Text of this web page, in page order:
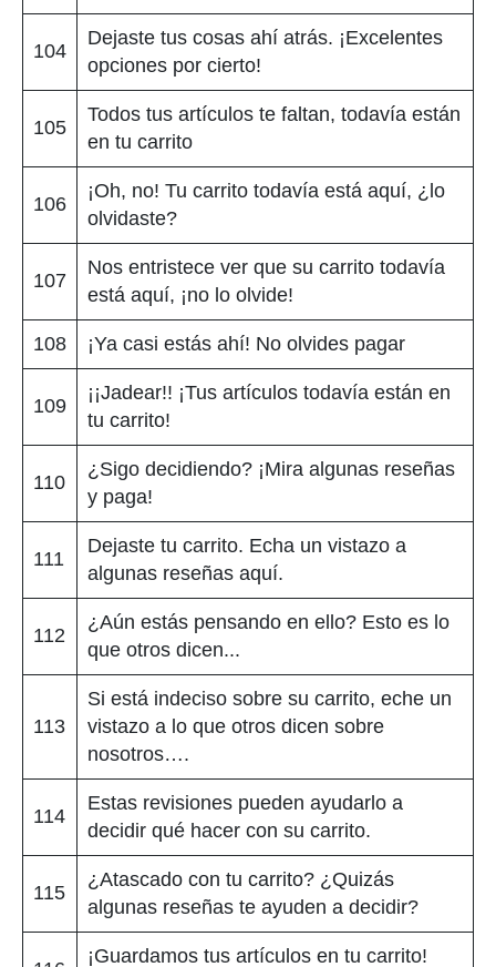
104
Dejaste tus cosas ahí atrás. ¡Excelentes
opciones por cierto!
105
Todos tus artículos te faltan, todavía están
en tu carrito
106
¡Oh, no! Tu carrito todavía está aquí, ¿lo
olvidaste?
107
Nos entristece ver que su carrito todavía
está aquí, ¡no lo olvide!
108 ¡Ya casi estás ahí! No olvides pagar
109
¡¡Jadear!! ¡Tus artículos todavía están en
tu carrito!
110
¿Sigo decidiendo? ¡Mira algunas reseñas
y paga!
111
Dejaste tu carrito. Echa un vistazo a
algunas reseñas aquí.
112
¿Aún estás pensando en ello? Esto es lo
que otros dicen...
113
Si está indeciso sobre su carrito, eche un
vistazo a lo que otros dicen sobre
nosotros….
114
Estas revisiones pueden ayudarlo a
decidir qué hacer con su carrito.
115
¿Atascado con tu carrito? ¿Quizás
algunas reseñas te ayuden a decidir?
¡Guardamos tus artículos en tu carrito!